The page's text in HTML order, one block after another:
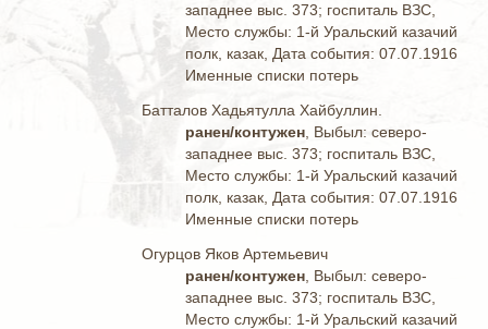
западнее выс. 373; госпиталь ВЗС,
Место службы: 1-й Уральский казачий
полк, казак, Дата события: 07.07.1916
Именные списки потерь
Батталов Хадьятулла Хайбуллин.
ранен/контужен , Выбыл: северо-
западнее выс. 373; госпиталь ВЗС,
Место службы: 1-й Уральский казачий
полк, казак, Дата события: 07.07.1916
Именные списки потерь
Огурцов Яков Артемьевич
ранен/контужен , Выбыл: северо-
западнее выс. 373; госпиталь ВЗС,
Место службы: 1-й Уральский казачий